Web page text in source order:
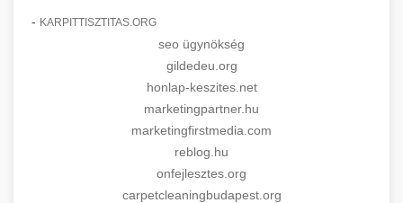
- KARPITTISZTITAS.ORG
seo ügynökség
gildedeu.org
honlap-keszites.net
marketingpartner.hu
marketingfirstmedia.com
reblog.hu
onfejlesztes.org
carpetcleaningbudapest.org